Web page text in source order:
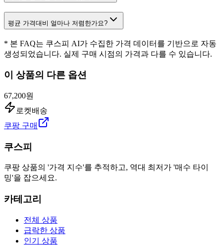
평균 가격대비 얼마나 저렴한가요?
* 본 FAQ는 쿠스피 AI가 수집한 가격 데이터를 기반으로 자동
생성되었습니다. 실제 구매 시점의 가격과 다를 수 있습니다.
이 상품의 다른 옵션
67,200원
로켓배송
쿠팡 구매
쿠스피
쿠팡 상품의 '가격 지수'를 추적하고, 역대 최저가 '매수 타이
밍'을 잡으세요.
카테고리
전체 상품
급락한 상품
인기 상품